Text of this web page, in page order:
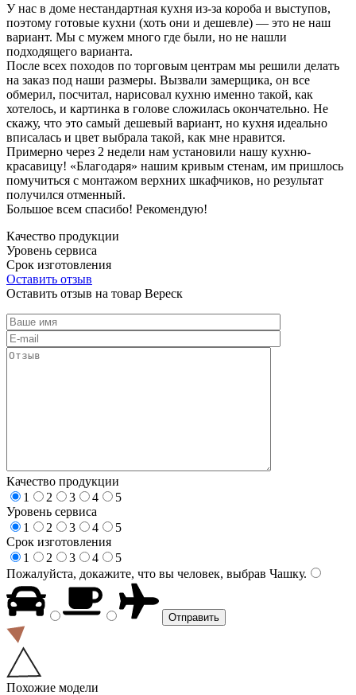
У нас в доме нестандартная кухня из-за короба и выступов,
поэтому готовые кухни (хоть они и дешевле) — это не наш
вариант. Мы с мужем много где были, но не нашли
подходящего варианта.
После всех походов по торговым центрам мы решили делать
на заказ под наши размеры. Вызвали замерщика, он все
обмерил, посчитал, нарисовал кухню именно такой, как
хотелось, и картинка в голове сложилась окончательно. Не
скажу, что это самый дешевый вариант, но кухня идеально
вписалась и цвет выбрала такой, как мне нравится.
Примерно через 2 недели нам установили нашу кухню-
красавицу! «Благодаря» нашим кривым стенам, им пришлось
помучиться с монтажом верхних шкафчиков, но результат
получился отменный.
Большое всем спасибо! Рекомендую!
Качество продукции
Уровень сервиса
Срок изготовления
Оставить отзыв
Оставить отзыв на товар Вереск
Качество продукции
1
2 3 4
5
Уровень сервиса
1
2 3 4
5
Срок изготовления
1
2 3 4
5
Пожалуйста, докажите, что вы человек, выбрав Чашку.
Похожие модели